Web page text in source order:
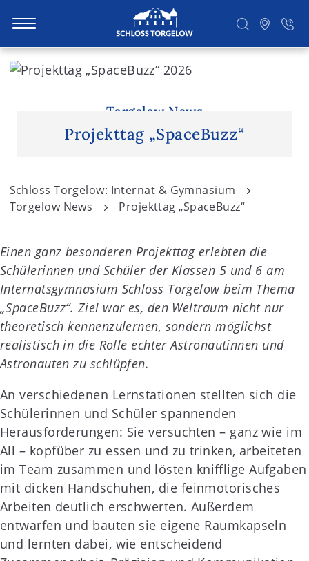
S
n
t
Torgelow News
Projekttag „SpaceBuzz“
Schloss Torgelow: Internat & Gymnasium
Torgelow News
Projekttag „SpaceBuzz“
Einen ganz besonderen Projekttag erlebten die
Schülerinnen und Schüler der Klassen 5 und 6 am
Internatsgymnasium Schloss Torgelow beim Thema
„SpaceBuzz“. Ziel war es, den Weltraum nicht nur
theoretisch kennenzulernen, sondern möglichst
realistisch in die Rolle echter Astronautinnen und
Astronauten zu schlüpfen.
An verschiedenen Lernstationen stellten sich die
Schülerinnen und Schüler spannenden
Herausforderungen: Sie versuchten – ganz wie im
All – kopfüber zu essen und zu trinken, arbeiteten
im Team zusammen und lösten knifflige Aufgaben
mit dicken Handschuhen, die feinmotorisches
Arbeiten deutlich erschwerten. Außerdem
entwarfen und bauten sie eigene Raumkapseln
und lernten dabei, wie entscheidend